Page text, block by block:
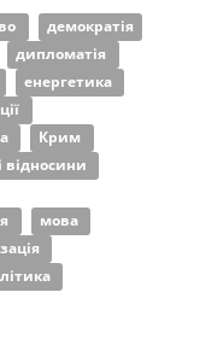
демократія
дипломатія
енергетика
Крим
відносини
мова